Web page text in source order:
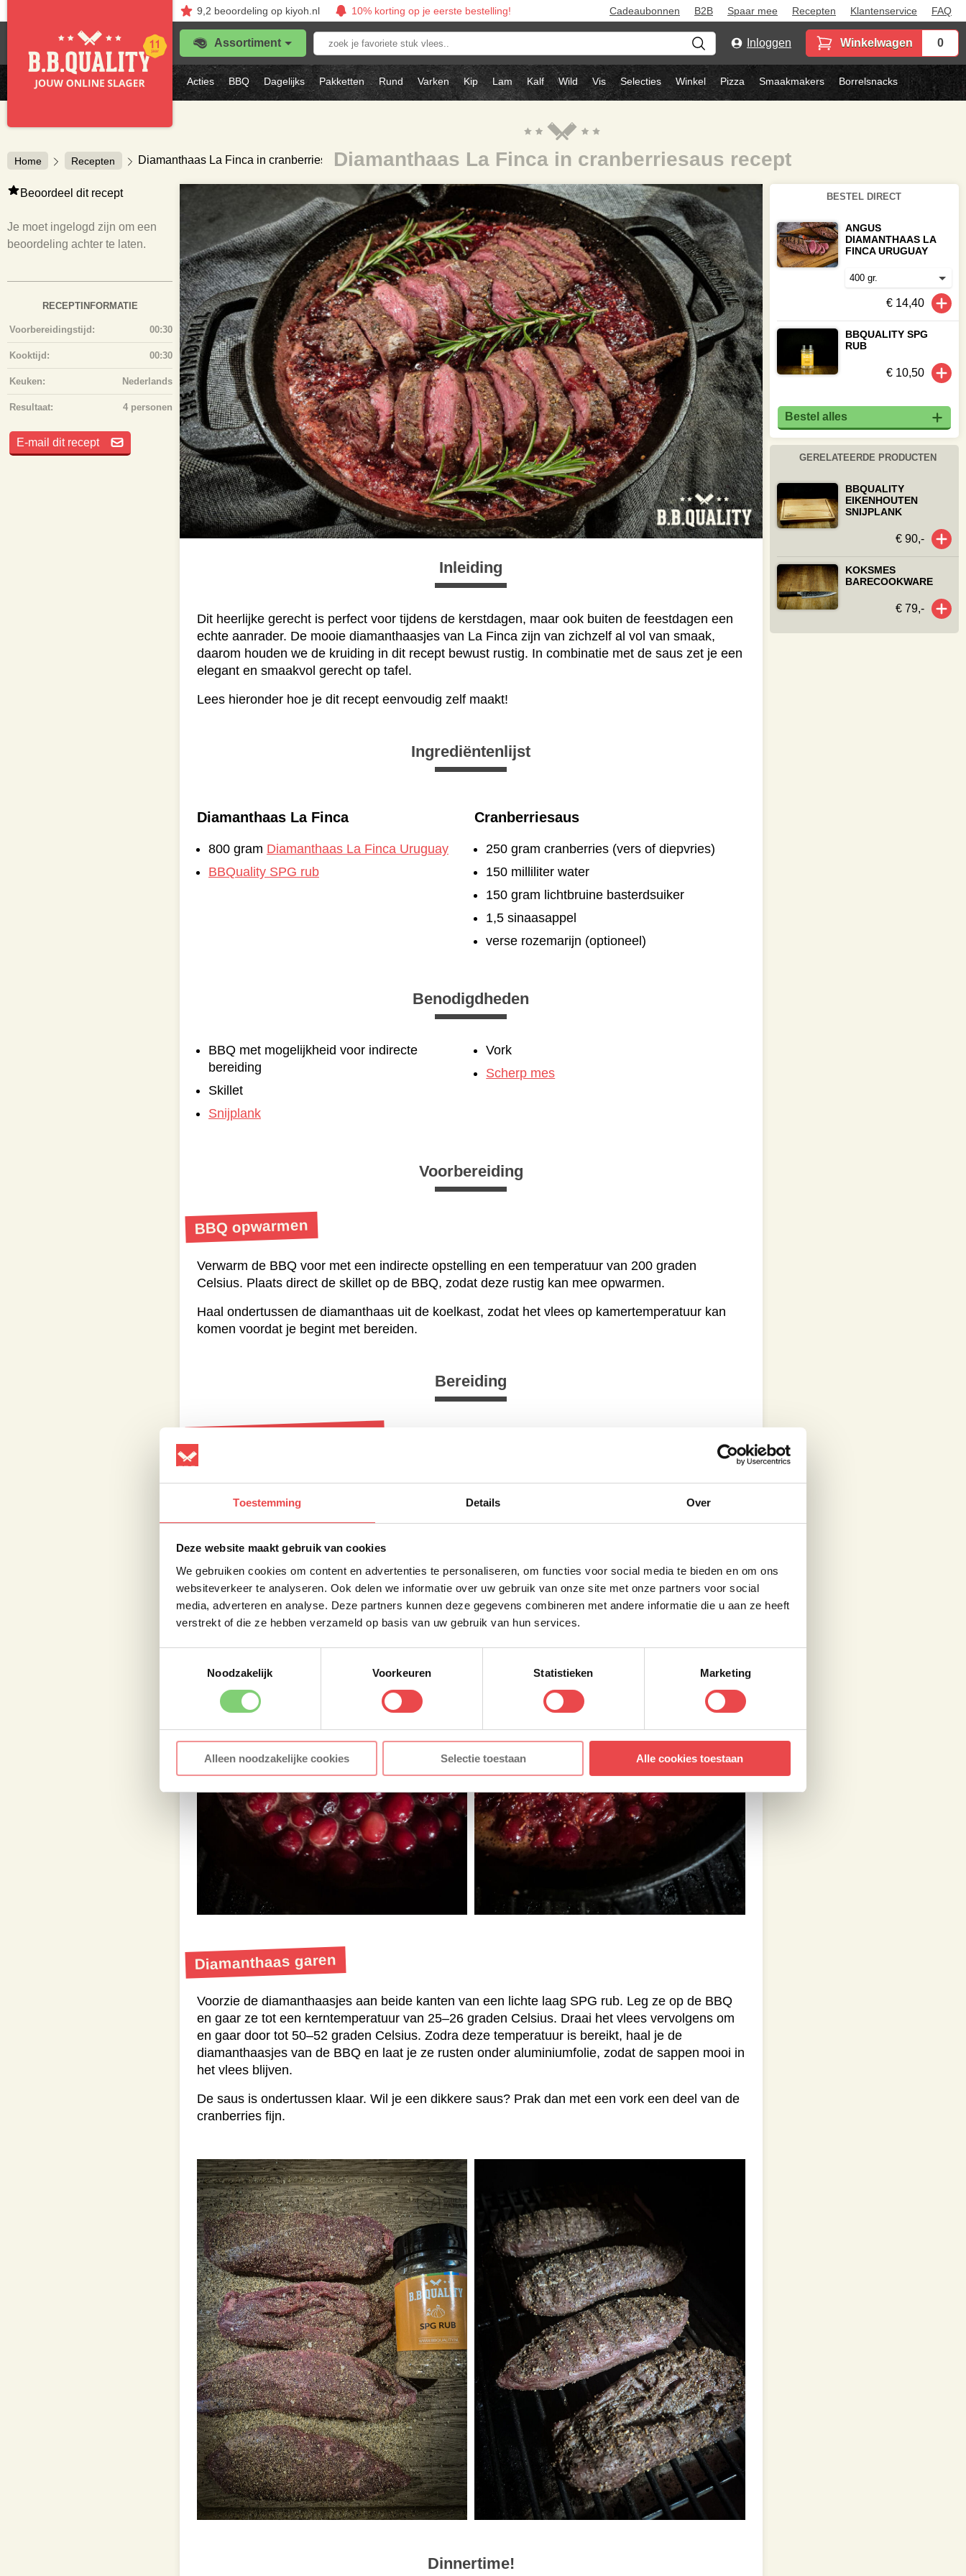
Toestemming Details Over
Deze website maakt gebruik van cookies
We gebruiken cookies om content en advertenties te personaliseren, om functies voor social media te bieden en om ons
websiteverkeer te analyseren. Ook delen we informatie over uw gebruik van onze site met onze partners voor social
media, adverteren en analyse. Deze partners kunnen deze gegevens combineren met andere informatie die u aan ze heeft
verstrekt of die ze hebben verzameld op basis van uw gebruik van hun services.
Noodzakelijk
Voorkeuren Statistieken Marketing
Alleen noodzakelijke cookies Selectie toestaan Alle cookies toestaan
9,2 beoordelingop kiyoh.nl 10% korting op je eerste bestelling! Cadeaubonnen B2B Spaar mee Recepten Klantenservice FAQ
Assortiment
Zoek
je
favoriete
stuk
vlees..
Inloggen Winkelwagen 0
Acties BBQ Dagelijks Pakketten Rund Varken Kip Lam Kalf Wild Vis Selecties Winkel Pizza Smaakmakers Borrelsnacks
Home Recepten Diamanthaas La Finca in cranberriesaus receptDiamanthaas La Finca in cranberriesaus recept
Beoordeel dit recept
Je moet ingelogd zijn om een
beoordeling achter te laten.
RECEPTINFORMATIE
Voorbereidingstijd: 00:30
Kooktijd: 00:30
Keuken: Nederlands
Resultaat: 4 personen
E-mail dit recept
Inleiding
Dit heerlijke gerecht is perfect voor tijdens de kerstdagen, maar ook buiten de feestdagen een
echte aanrader. De mooie diamanthaasjes van La Finca zijn van zichzelf al vol van smaak,
daarom houden we de kruiding in dit recept bewust rustig. In combinatie met de saus zet je een
elegant en smaakvol gerecht op tafel.
Lees hieronder hoe je dit recept eenvoudig zelf maakt!
Ingrediëntenlijst
Diamanthaas La Finca
800 gram Diamanthaas La Finca Uruguay
BBQuality SPG rub
Cranberriesaus
250 gram cranberries (vers of diepvries)
150 milliliter water
150 gram lichtbruine basterdsuiker
1,5 sinaasappel
verse rozemarijn (optioneel)
Benodigdheden
BBQ met mogelijkheid voor indirecte
bereiding
Skillet
Snijplank
Vork
Scherp mes
Voorbereiding
BBQ opwarmen
Verwarm de BBQ voor met een indirecte opstelling en een temperatuur van 200 graden
Celsius. Plaats direct de skillet op de BBQ, zodat deze rustig kan mee opwarmen.
Haal ondertussen de diamanthaas uit de koelkast, zodat het vlees op kamertemperatuur kan
komen voordat je begint met bereiden.
Bereiding
laat de saus rustig inkoken. Ga ondertussen verder met het vlees.
Diamanthaas garen
Voorzie de diamanthaasjes aan beide kanten van een lichte laag SPG rub. Leg ze op de BBQ
en gaar ze tot een kerntemperatuur van 25–26 graden Celsius. Draai het vlees vervolgens om
en gaar door tot 50–52 graden Celsius. Zodra deze temperatuur is bereikt, haal je de
diamanthaasjes van de BBQ en laat je ze rusten onder aluminiumfolie, zodat de sappen mooi in
het vlees blijven.
De saus is ondertussen klaar. Wil je een dikkere saus? Prak dan met een vork een deel van de
cranberries fijn.
Dinnertime!
BESTEL DIRECT
ANGUS
DIAMANTHAAS LA
FINCA URUGUAY
€ 14,40
BBQUALITY SPG
RUB
€ 10,50
Bestel alles
GERELATEERDE PRODUCTEN
BBQUALITY
EIKENHOUTEN
SNIJPLANK
€ 90,-
KOKSMES
BARECOOKWARE
€ 79,-